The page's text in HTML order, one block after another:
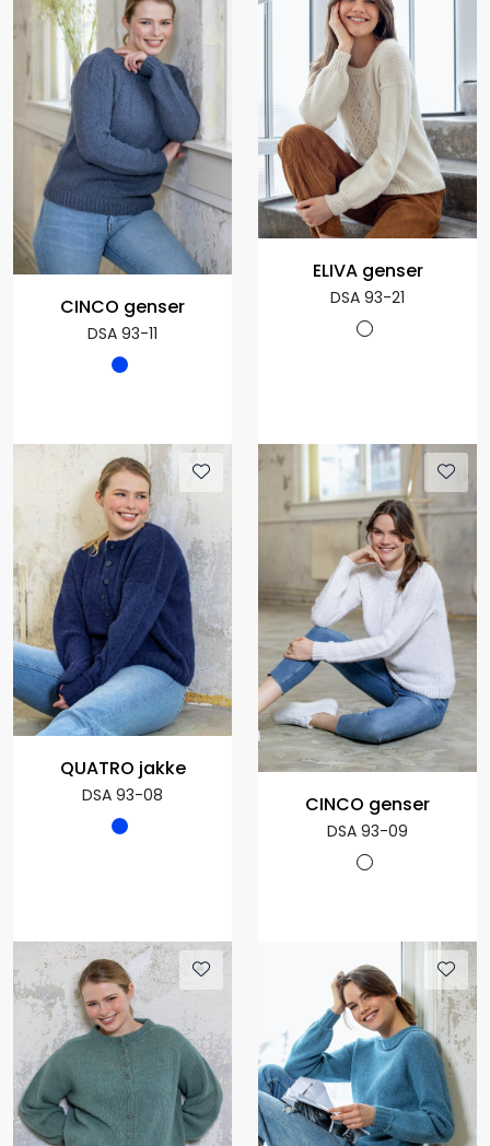
CINCO genser
DSA 93-11
ELIVA genser
DSA 93-21
QUATRO jakke
DSA 93-08 CINCO genser
DSA 93-09